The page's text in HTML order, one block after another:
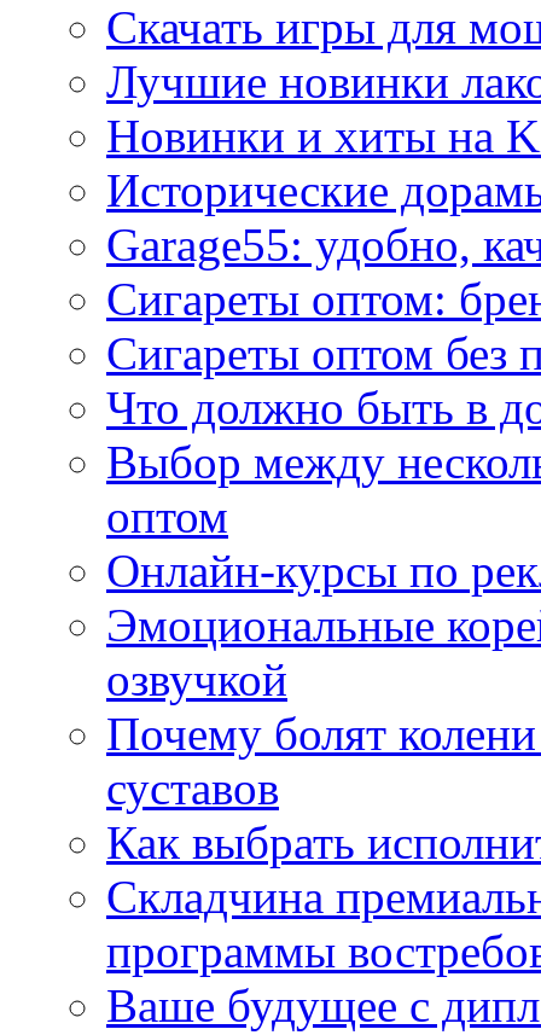
Скачать игры для
Лучшие новинки
Новинки и хиты на
Исторические
Garage55: удобно,
Сигареты оптом:
Сигареты оптом без
Что должно быть в
Выбор между
оптом
Онлайн-курсы по
Эмоциональные
озвучкой
Почему болят
суставов
Как выбрать
Складчина
программы
Ваше будущее с